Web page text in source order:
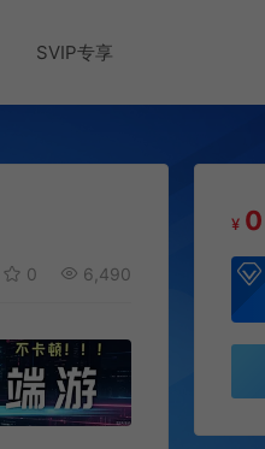
SVIP专享
0 6,490
¥ 0